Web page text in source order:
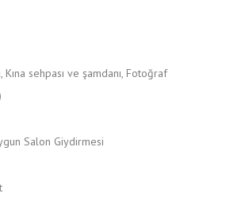
sehpası ve şamdanı, Fotoğraf
Salon Giydirmesi